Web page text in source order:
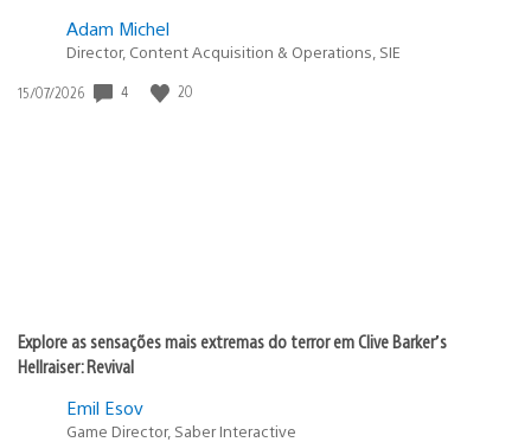
Adam Michel
Director, Content Acquisition & Operations, SIE
Data
15/07/2026 4 20
Explore as sensações mais extremas do terror em Clive Barker’s
Hellraiser: Revival
Emil Esov
Game Director, Saber Interactive